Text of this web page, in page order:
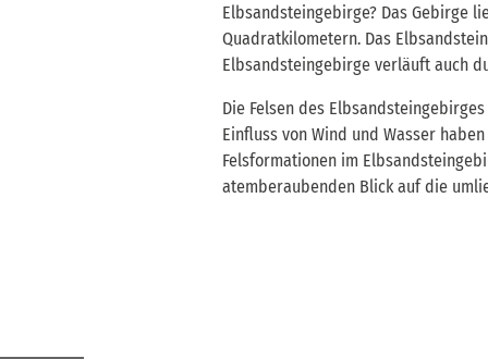
Elbsandsteingebirge? Das Gebirge
Quadratkilometern. Das
Elbsandsteingebirge verläuft auch
Die Felsen des
Einfluss von Wind und Wasser
Felsformationen im
atemberaubenden Blick auf die